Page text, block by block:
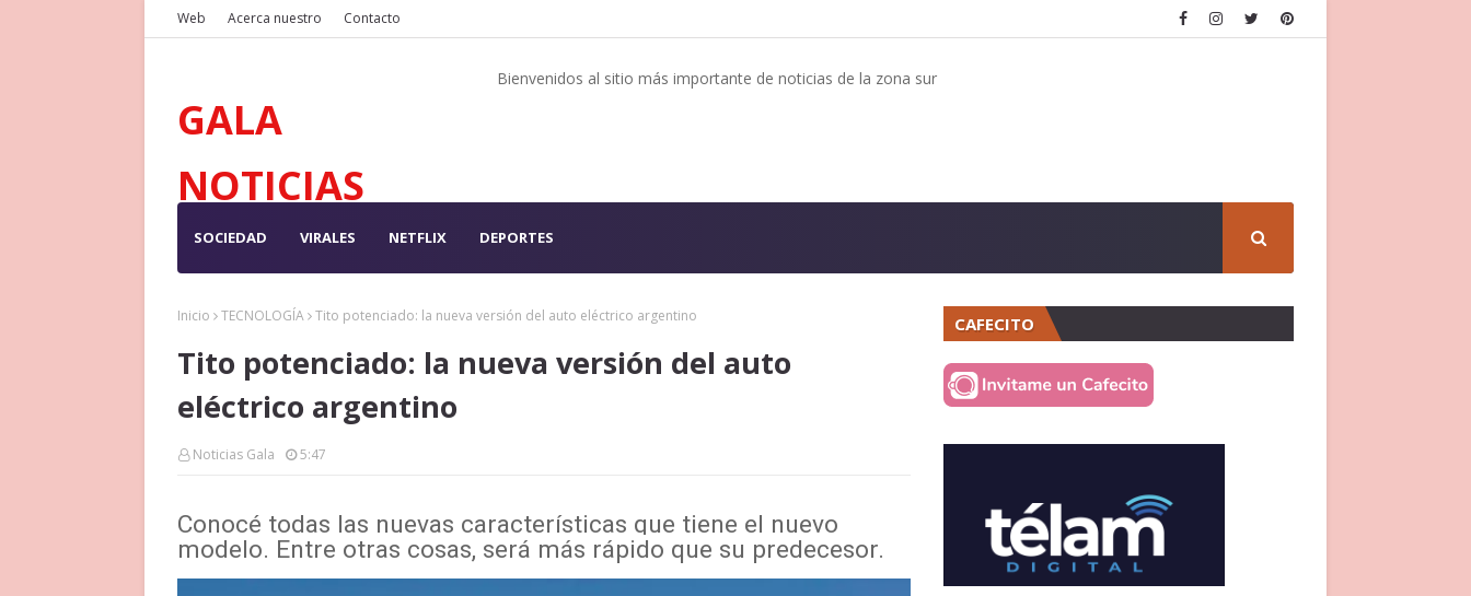
Web Acerca nuestro Contacto
GALA
NOTICIAS
Bienvenidos al sitio más importante de noticias de la zona sur
SOCIEDAD VIRALES NETFLIX DEPORTES
Inicio TECNOLOGÍA Tito potenciado: la nueva versión del auto eléctrico argentino
Tito potenciado: la nueva versión del auto
eléctrico argentino
Noticias Gala 5:47
Conocé todas las nuevas características que tiene el nuevo
modelo. Entre otras cosas, será más rápido que su predecesor.
CAFECITO